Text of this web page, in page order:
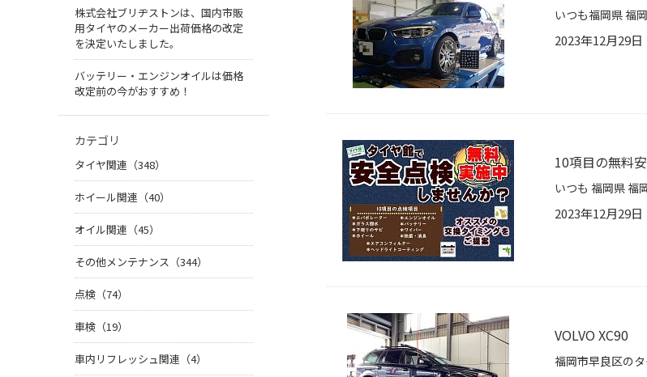
2023年12月29日
10項目の無料
2023年12月29日
VOLVO XC90
株式会社ブリヂストンは、国内市販
用タイヤのメーカー出荷価格の改定
を決定いたしました。
バッテリー・エンジンオイルは価格
改定前の今がおすすめ！
カテゴリ
タイヤ関連（348）
ホイール関連（40）
オイル関連（45）
その他メンテナンス（344）
点検（74）
車検（19）
車内リフレッシュ関連（4）